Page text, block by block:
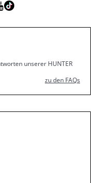
unserer HUNTER
zu den FAQs